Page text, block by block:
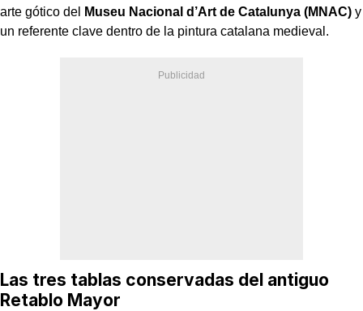
arte gótico del
Museu Nacional d’Art de Catalunya (MNAC) y
un referente clave dentro de la pintura catalana medieval.
Las tres tablas conservadas del antiguo
Retablo Mayor